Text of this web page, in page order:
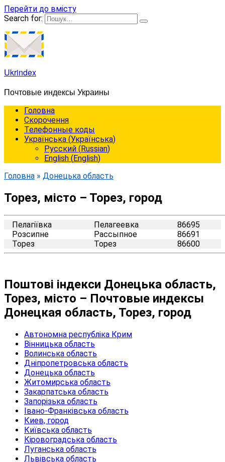
Перейти до вмісту
Search for:
Ukrindex
Почтовые индексы Украины
Головна
Cкорочення
Телефонные коды
Українська (Українська)
Русский (Russian)
English (English)
Головна » Донецька область
Торез, місто – Торез, город
Пелагіївка Пелагеевка
86695
Розсипне
Рассыпное
86691
Торез
Торез 86600
Поштові індекси Донецька область,
Торез, місто – Почтовые индексы
Донецкая область, Торез, город
Автономна республіка Крим
Вінницька область
Волинська область
Дніпропетровська область
Донецька область
Житомирська область
Закарпатська область
Запорізька область
Івано-Франківська область
Киев, город
Київська область
Кіровоградська область
Луганська область
Львівська область